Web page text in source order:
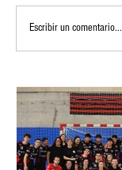
Escribir un comentario...